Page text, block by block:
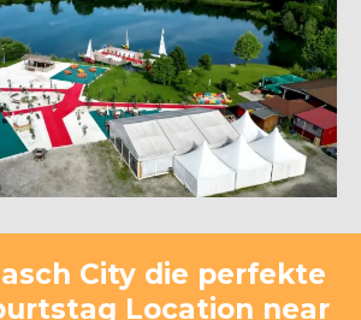
City die perfekte
Location near